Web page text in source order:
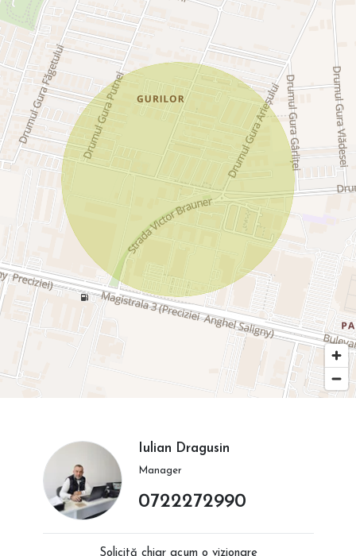
Iulian Dragusin
Manager
0722272990
Solicită chiar acum o vizionare